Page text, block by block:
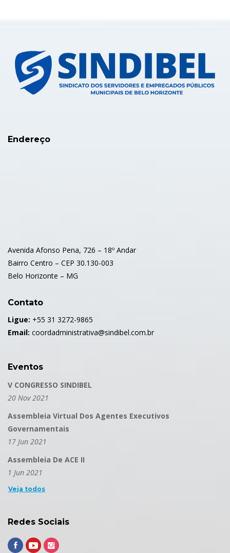
Endereço
Avenida Afonso Pena, 726 – 18º Andar
Bairro Centro – CEP 30.130-003
Belo Horizonte – MG
Contato
Ligue: +55 31 3272-9865
Email: coordadministrativa@sindibel.com.br
Eventos
V CONGRESSO SINDIBEL
20 Nov 2021
Assembleia Virtual Dos Agentes Executivos
Governamentais
17 Jun 2021
Assembleia De ACE II
1 Jun 2021
Veja todos
Redes Sociais